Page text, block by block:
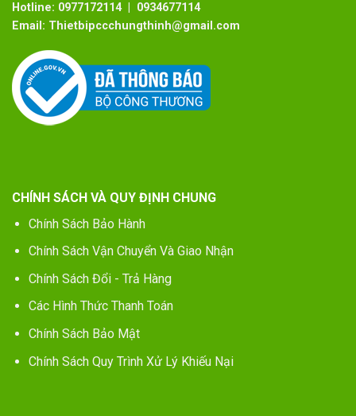
Hotline: 0977172114 | 0934677114
Email: Thietbipccchungthinh@gmail.com
CHÍNH SÁCH VÀ QUY ĐỊNH CHUNG
Chính Sách Bảo Hành
Chính Sách Vận Chuyển Và Giao Nhận
Chính Sách Đổi - Trả Hàng
Các Hình Thức Thanh Toán
Chính Sách Bảo Mật
Chính Sách Quy Trình Xử Lý Khiếu Nại